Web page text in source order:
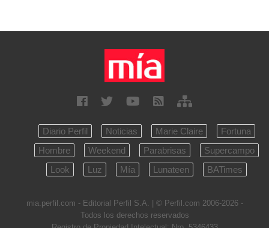
Diario Perfil Noticias Marie Claire
Fortuna
Hombre
Weekend Parabrisas
Supercampo
Look
Luz Mía Lunateen BATimes
mia.perfil.com - Editorial Perfil S.A. | © Perfil.com 2006-2026 -
Todos los derechos reservados